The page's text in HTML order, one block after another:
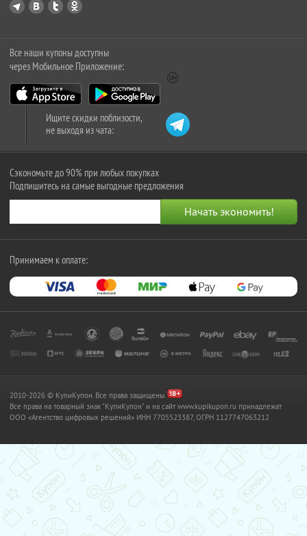
Все наши купоны доступны
через Мобильное Приложение:
Ищите скидки поблизости,
не выходя из чата:
Сэкономьте до 90% при любых покупках
Подпишитесь на самые выгодные предложения
Принимаем к оплате:
2010-2026 © КупиКупон. Все права защищены.
Все права на товарный знак "КупиКупон" и на сайт www.kupikupon.ru принадлежат
OOO «Агентство цифровых решений» ИНН 7705523387, ОГРН 1127747063212